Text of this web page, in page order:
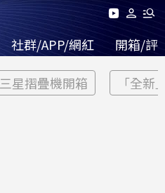
社群/APP/網紅 開箱/評
三星摺疊機開箱 「全新